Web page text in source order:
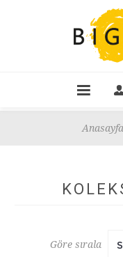
Anasayfa
Göre sırala